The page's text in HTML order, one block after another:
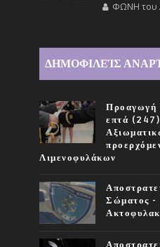
ΦΩΝΗ του
ΔΗΜΟΦΙΛΕΊΣ
Προαγωγή
επτά
Λιμενοφυλάκων
Σώματος -